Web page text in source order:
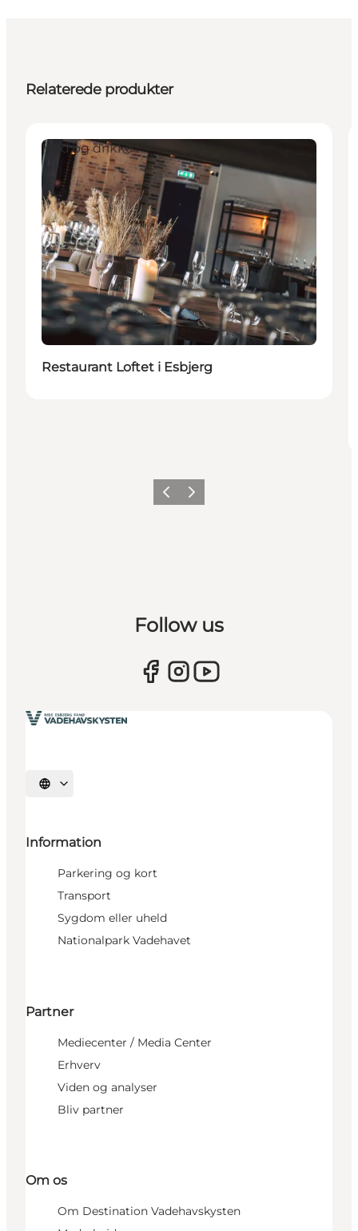
Relaterede produkter
Mad og drikke
Restaurant Loftet i Esbjerg
ForrigeNæste
Follow us
Vælg sprog
Information
Parkering og kort
Transport
Sygdom eller uheld
Nationalpark Vadehavet
Partner
Mediecenter / Media Center
Erhverv
Viden og analyser
Bliv partner
Om os
Om Destination Vadehavskysten